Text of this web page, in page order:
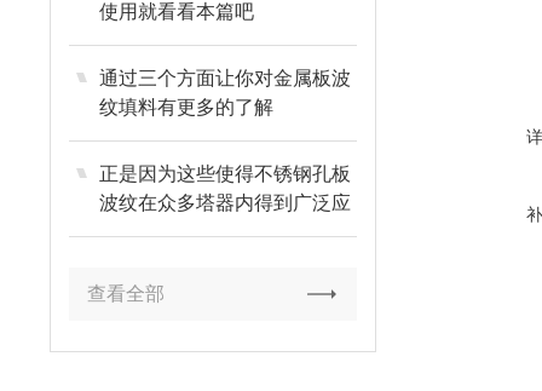
使用就看看本篇吧
通过三个方面让你对金属板波
纹填料有更多的了解
正是因为这些使得不锈钢孔板
波纹在众多塔器内得到广泛应
用
查看全部